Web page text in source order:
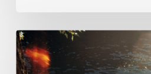
Des
mandarines